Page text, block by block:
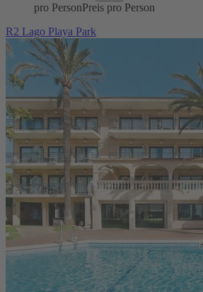
pro PersonPreis pro Person
R2 Lago Playa Park